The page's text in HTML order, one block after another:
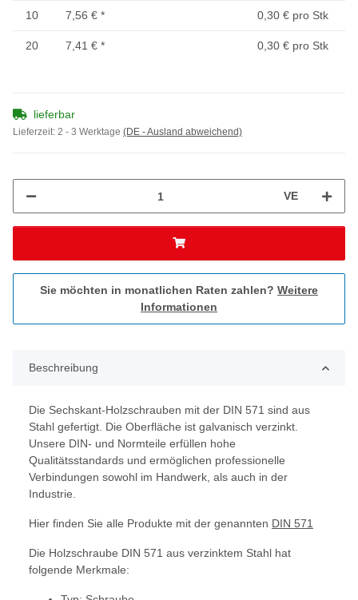
10 7,56 € * 0,30 € pro Stk
20 7,41 € * 0,30 € pro Stk
lieferbar
Lieferzeit: 2 - 3 Werktage (DE - Ausland abweichend)
VE
Sie möchten in monatlichen Raten zahlen? Weitere
Informationen
Beschreibung
Die Sechskant-Holzschrauben mit der DIN 571 sind aus
Stahl gefertigt. Die Oberfläche ist galvanisch verzinkt.
Unsere DIN- und Normteile erfüllen hohe
Qualitätsstandards und ermöglichen professionelle
Verbindungen sowohl im Handwerk, als auch in der
Industrie.
Hier finden Sie alle Produkte mit der genannten DIN 571
Die Holzschraube DIN 571 aus verzinktem Stahl hat
folgende Merkmale: